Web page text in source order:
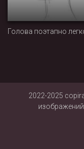
Голова поэтапно
2022-2025